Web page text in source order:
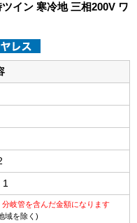
イン 寒冷地 三相200V ワ
1
岐管を含んだ金額になります
域を除く)